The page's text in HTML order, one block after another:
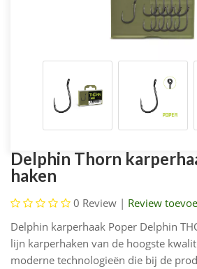
Delphin Thorn
haken
0 Review | Review
Delphin karperhaak Poper Delphin
lijn karperhaken van de hoogste
moderne technologieën die bij de